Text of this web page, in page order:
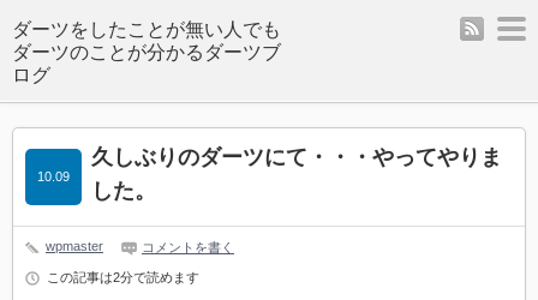
ダーツをしたことが無い人でも
ダーツのことが分かるダーツブ
ログ
rss
久しぶりのダーツにて・・・やってやりま
した。
10.09
wpmaster コメントを書く
この記事は2分で読めます